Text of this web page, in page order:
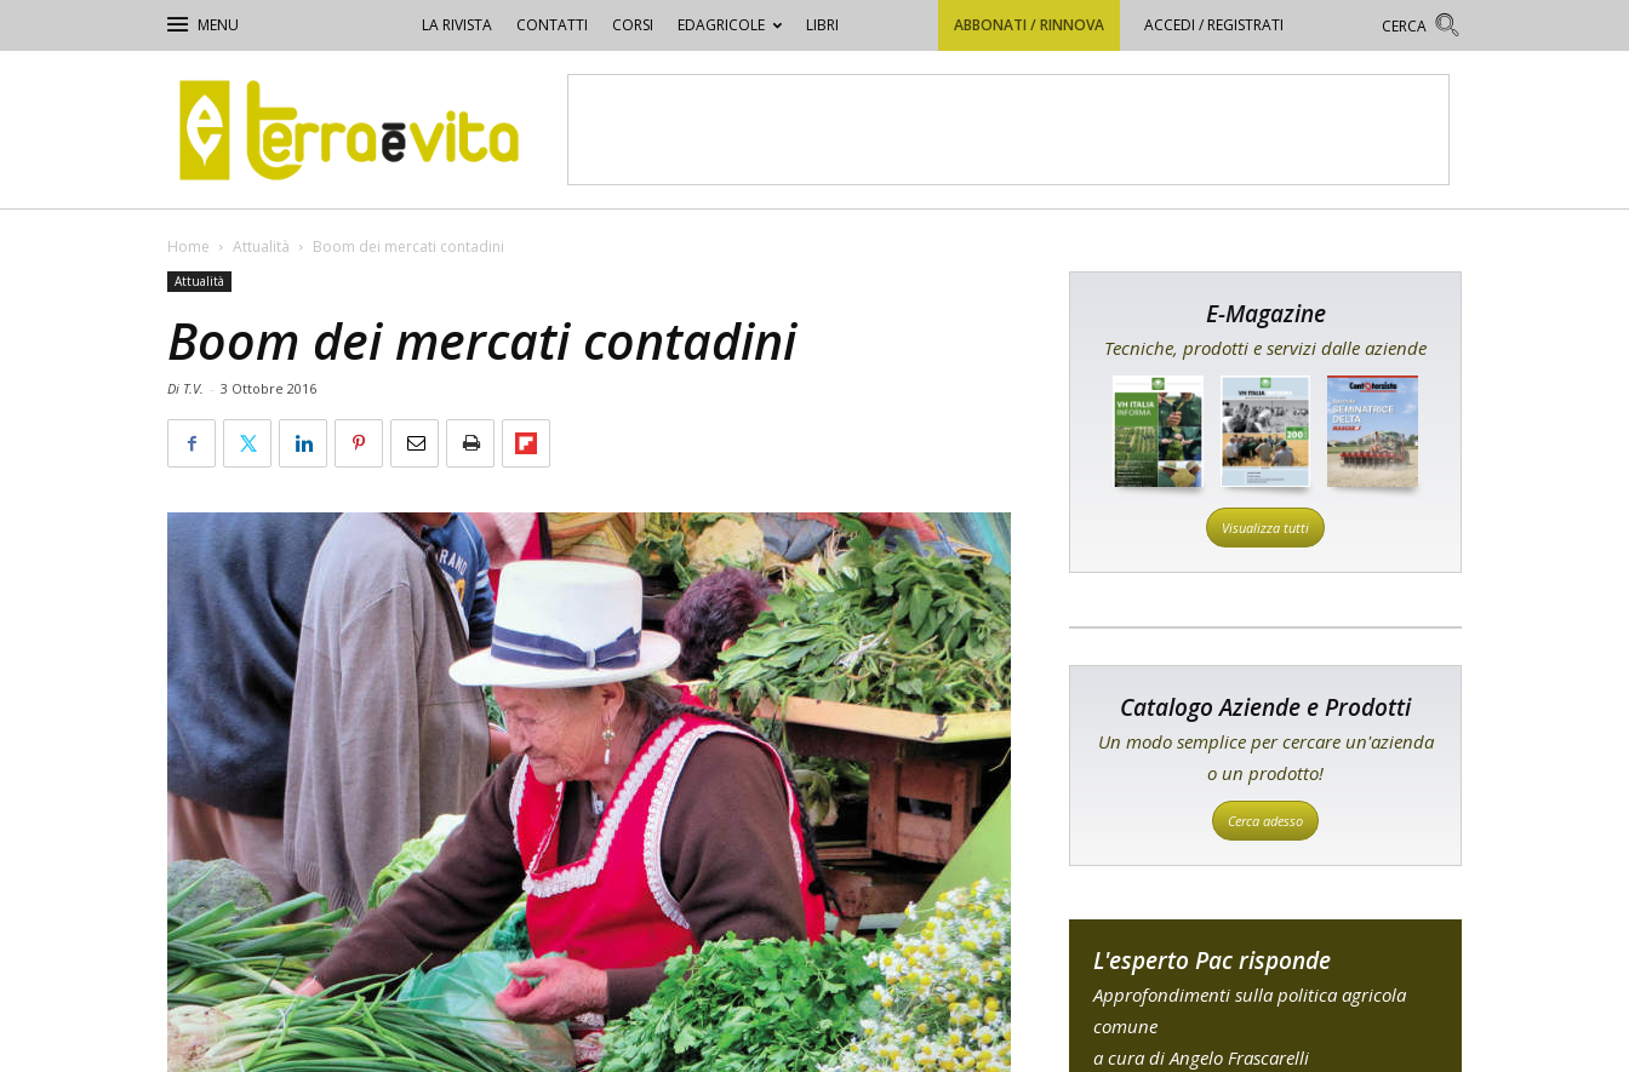
LA RIVISTA CONTATTI CORSI EDAGRICOLE LIBRI ABBONATI / RINNOVA ACCEDI / REGISTRATI
Terra
e
Vita
Home Attualità Boom dei mercati contadini
Attualità
Boom dei mercati contadini
Di T.V. - 3 Ottobre 2016
E-Magazine
Tecniche, prodotti e servizi dalle aziende
Visualizza tutti
Catalogo Aziende e Prodotti
Un modo semplice per cercare un'azienda
o un prodotto!
Cerca adesso
L'esperto Pac risponde
Approfondimenti sulla politica agricola
comune
a cura di Angelo Frascarelli